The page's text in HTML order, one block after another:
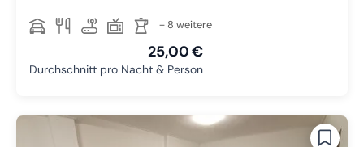
+ 8 weitere
25,00 €
Durchschnitt pro Nacht & Person